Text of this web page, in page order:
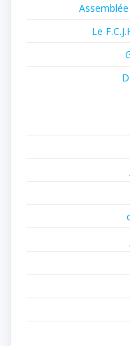
Assemblée
Le